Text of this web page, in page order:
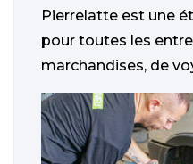
Pierrelatte est une
pour toutes les
marchandises, de